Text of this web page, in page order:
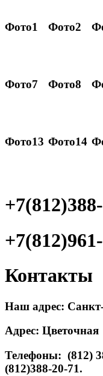
Фото1 Фото2
Фото7 Фото8
Фото13 Фото14
Контакты
Наш адрес:
Адрес:
Телефоны: (812)
(812)388-20-71.